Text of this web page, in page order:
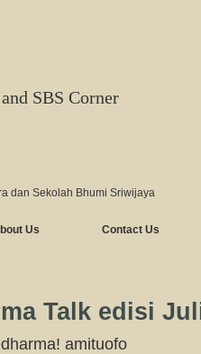
SBS Corner
dan Sekolah Bhumi Sriwijaya
Us Contact Us
Talk edisi
amituofo